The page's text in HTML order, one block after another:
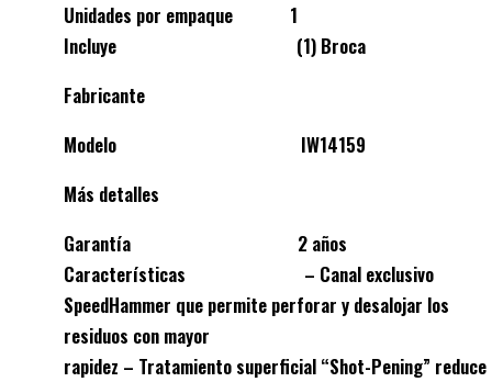
Unidades por empaque 1
Incluye (1) Broca
Fabricante
Modelo IW14159
Más detalles
Garantía 2 años
Características – Canal exclusivo
SpeedHammer que permite perforar y desalojar los
residuos con mayor
rapidez – Tratamiento superficial “Shot-Pening” reduce